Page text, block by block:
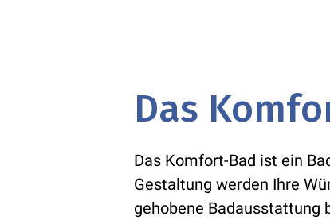
Das
Das Komfort-Bad ist ein
Gestaltung werden Ihre
gehobene Badausstattung